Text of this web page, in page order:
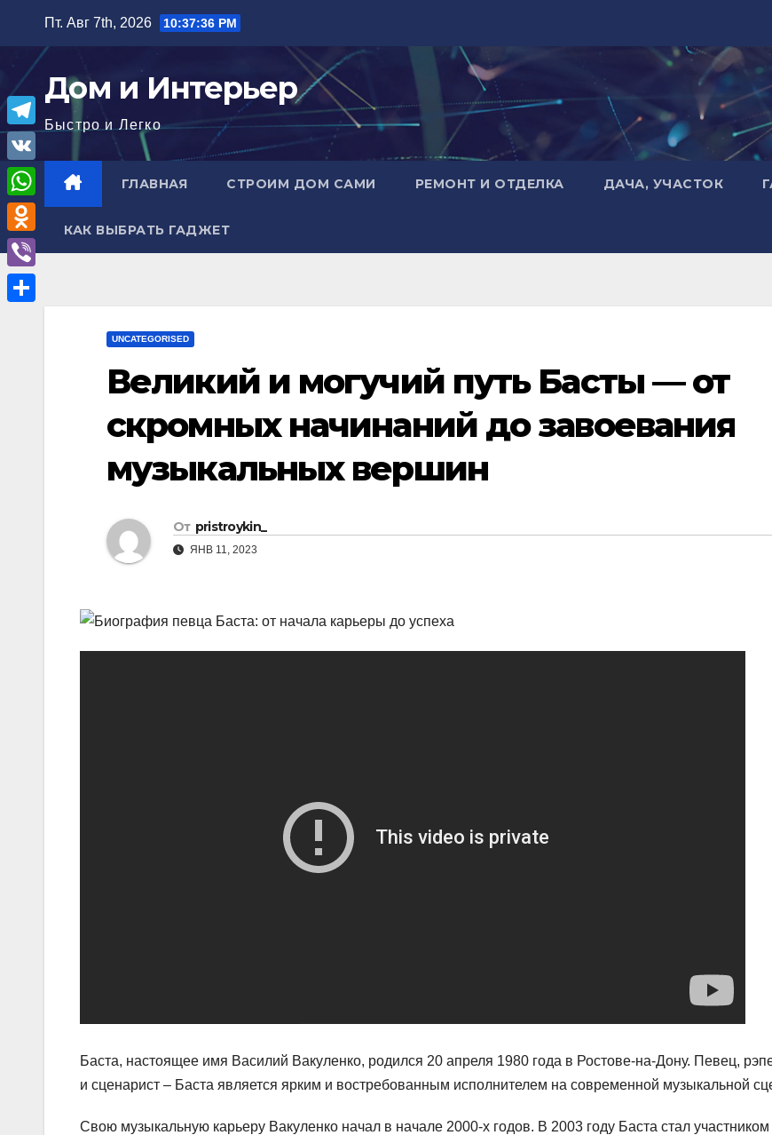
содержимому
Пт. Авг 7th, 2026 10:37:37 PM
Дом и Интерьер
Быстро и Легко
ГЛАВНАЯ СТРОИМ ДОМ САМИ РЕМОНТ И ОТДЕЛКА ДАЧА, УЧАСТОК
КАК ВЫБРАТЬ ГАДЖЕТ
UNCATEGORISED
Великий и могучий путь Басты — от
скромных начинаний до завоевания
музыкальных вершин
От pristroykin_
ЯНВ 11, 2023
Баста, настоящее имя Василий Вакуленко, родился 20 апреля 1980 года в Ростове-на-Дону. Певец,
и сценарист – Баста является ярким и востребованным исполнителем на современной музыкальной
Свою музыкальную карьеру Вакуленко начал в начале 2000-х годов. В 2003 году Баста стал участником
T
e
l
e
g
r
V
K
W
h
a
O
d
n
V